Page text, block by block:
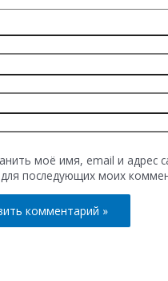
моё имя, email и адрес
последующих моих